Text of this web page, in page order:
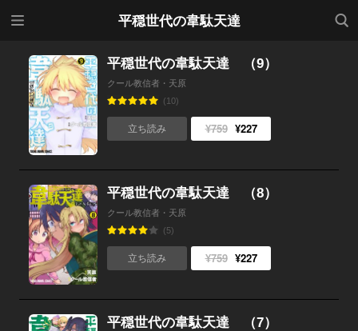
平穏世代の韋駄天達
検索
平穏世代の韋駄天達 （9）
クール教信者・天原
(10)
立ち読み ¥759 ¥227
平穏世代の韋駄天達 （8）
クール教信者・天原
(5)
立ち読み ¥759 ¥227
平穏世代の韋駄天達 （7）